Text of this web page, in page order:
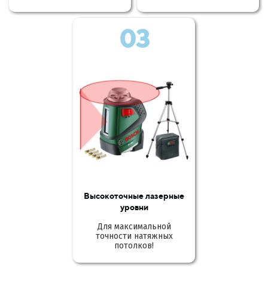
03
Высокоточные лазерные
уровни
Для максимальной
точности натяжных
потолков!